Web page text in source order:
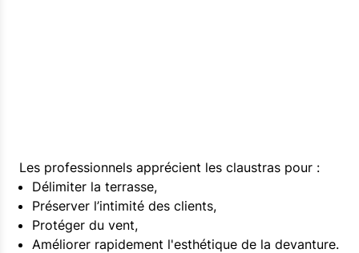
Les professionnels apprécient les claustras pour :
Délimiter la terrasse,
Préserver l’intimité des clients,
Protéger du vent,
Améliorer rapidement l'esthétique de la devanture.